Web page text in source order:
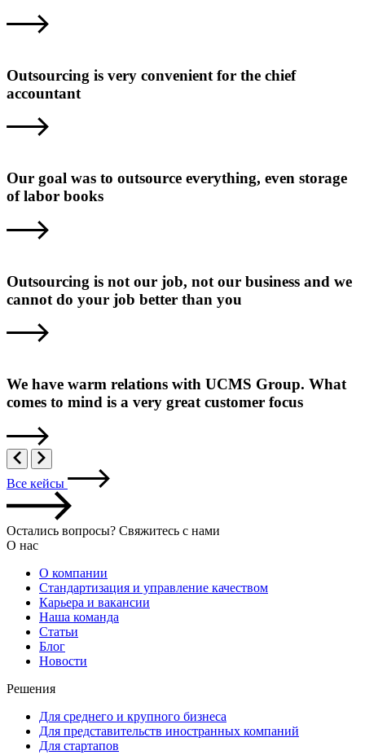
Outsourcing is very convenient for the chief
accountant
Our goal was to outsource everything, even storage
of labor books
Outsourcing is not our job, not our business and we
cannot do your job better than you
We have warm relations with UCMS Group. What
comes to mind is a very great customer focus
Все кейсы
Остались вопросы? Свяжитесь с нами
О нас
О компании
Стандартизация и управление качеством
Карьера и вакансии
Наша команда
Статьи
Блог
Новости
Решения
Для среднего и крупного бизнеса
Для представительств иностранных компаний
Для стартапов